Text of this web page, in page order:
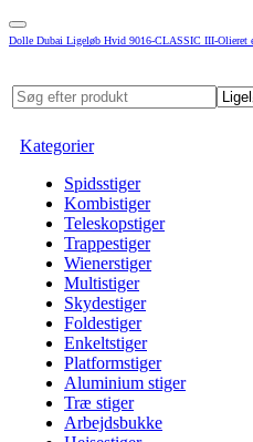
Dolle Dubai Ligeløb Hvid 9016-CLASSIC III-Olieret
Kategorier
Spidsstiger
Kombistiger
Teleskopstiger
Trappestiger
Wienerstiger
Multistiger
Skydestiger
Foldestiger
Enkeltstiger
Platformstiger
Aluminium stiger
Træ stiger
Arbejdsbukke